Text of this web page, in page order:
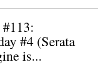
#4 (Serata
is...